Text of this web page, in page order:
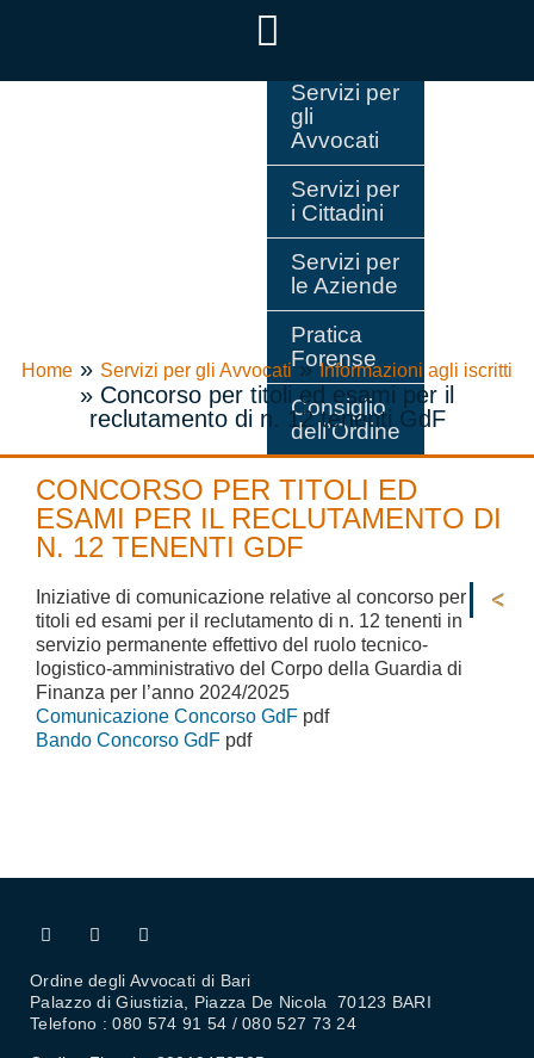
Servizi per
gli
Avvocati
Servizi per
i Cittadini
Servizi per
le Aziende
Pratica
Forense
Consiglio
dell’Ordine
Home » Servizi per gli Avvocati»Informazioni agli iscritti
» Concorso per titoli ed esami per il
reclutamento di n. 12 tenenti GdF
CONCORSO PER TITOLI ED
ESAMI PER IL RECLUTAMENTO DI
N. 12 TENENTI GDF
Iniziative di comunicazione relative al concorso per
titoli ed esami per il reclutamento di n. 12 tenenti in
servizio permanente effettivo del ruolo tecnico-
logistico-amministrativo del Corpo della Guardia di
Finanza per l’anno 2024/2025
Comunicazione Concorso GdF pdf
Bando Concorso GdF pdf
Ordine degli Avvocati di Bari
Palazzo di Giustizia, Piazza De Nicola 70123 BARI
Telefono : 080 574 91 54 / 080 527 73 24